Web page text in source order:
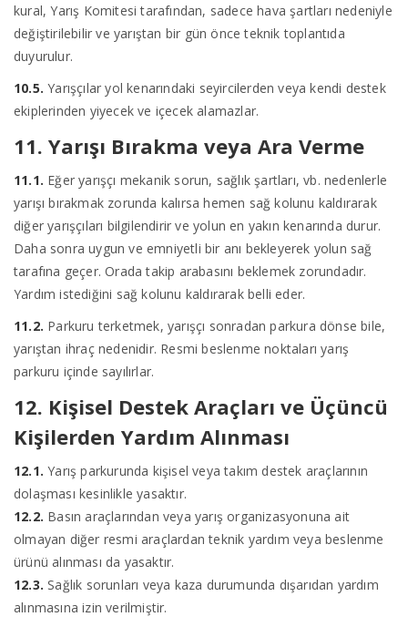
kural, Yarış Komitesi tarafından, sadece hava şartları nedeniyle
değiştirilebilir ve yarıştan bir gün önce teknik toplantıda
duyurulur.
10.5. Yarışçılar yol kenarındaki seyircilerden veya kendi destek
ekiplerinden yiyecek ve içecek alamazlar.
11. Yarışı Bırakma veya Ara Verme
11.1. Eğer yarışçı mekanik sorun, sağlık şartları, vb. nedenlerle
yarışı bırakmak zorunda kalırsa hemen sağ kolunu kaldırarak
diğer yarışçıları bilgilendirir ve yolun en yakın kenarında durur.
Daha sonra uygun ve emniyetli bir anı bekleyerek yolun sağ
tarafına geçer. Orada takip arabasını beklemek zorundadır.
Yardım istediğini sağ kolunu kaldırarak belli eder.
11.2. Parkuru terketmek, yarışçı sonradan parkura dönse bile,
yarıştan ihraç nedenidir. Resmi beslenme noktaları yarış
parkuru içinde sayılırlar.
12. Kişisel Destek Araçları ve Üçüncü
Kişilerden Yardım Alınması
12.1. Yarış parkurunda kişisel veya takım destek araçlarının
dolaşması kesinlikle yasaktır.
12.2. Basın araçlarından veya yarış organizasyonuna ait
olmayan diğer resmi araçlardan teknik yardım veya beslenme
ürünü alınması da yasaktır.
12.3. Sağlık sorunları veya kaza durumunda dışarıdan yardım
alınmasına izin verilmiştir.